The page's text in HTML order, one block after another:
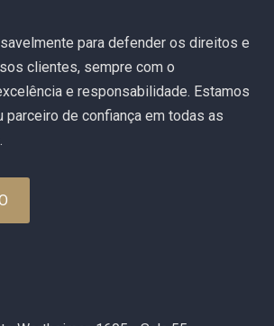
para defender os direitos e
clientes, sempre com o
e responsabilidade. Estamos
parceiro de confiança em todas as